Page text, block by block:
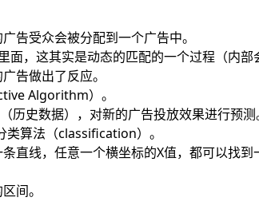
告受众会被分配到一个广告中。
，这其实是动态的匹配的一个过程（内部
告做出了反应。
Algorithm）。
历史数据），对新的广告投放效果进行预测
算法（classification）。
直线，任意一个横坐标的X值，都可以找到
间。